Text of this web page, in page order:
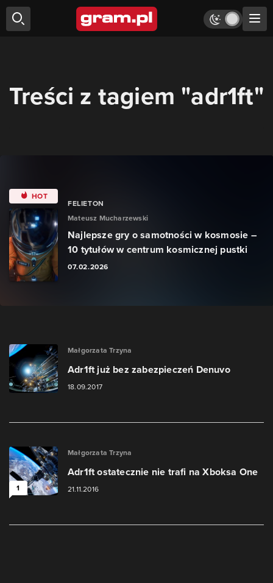
Treści z tagiem "adr1ft"
HOT
FELIETON
Mateusz Mucharzewski
Najlepsze gry o samotności w kosmosie –
10 tytułów w centrum kosmicznej pustki
07.02.2026
Małgorzata Trzyna
Adr1ft już bez zabezpieczeń Denuvo
18.09.2017
1
Małgorzata Trzyna
Adr1ft ostatecznie nie trafi na Xboksa One
21.11.2016